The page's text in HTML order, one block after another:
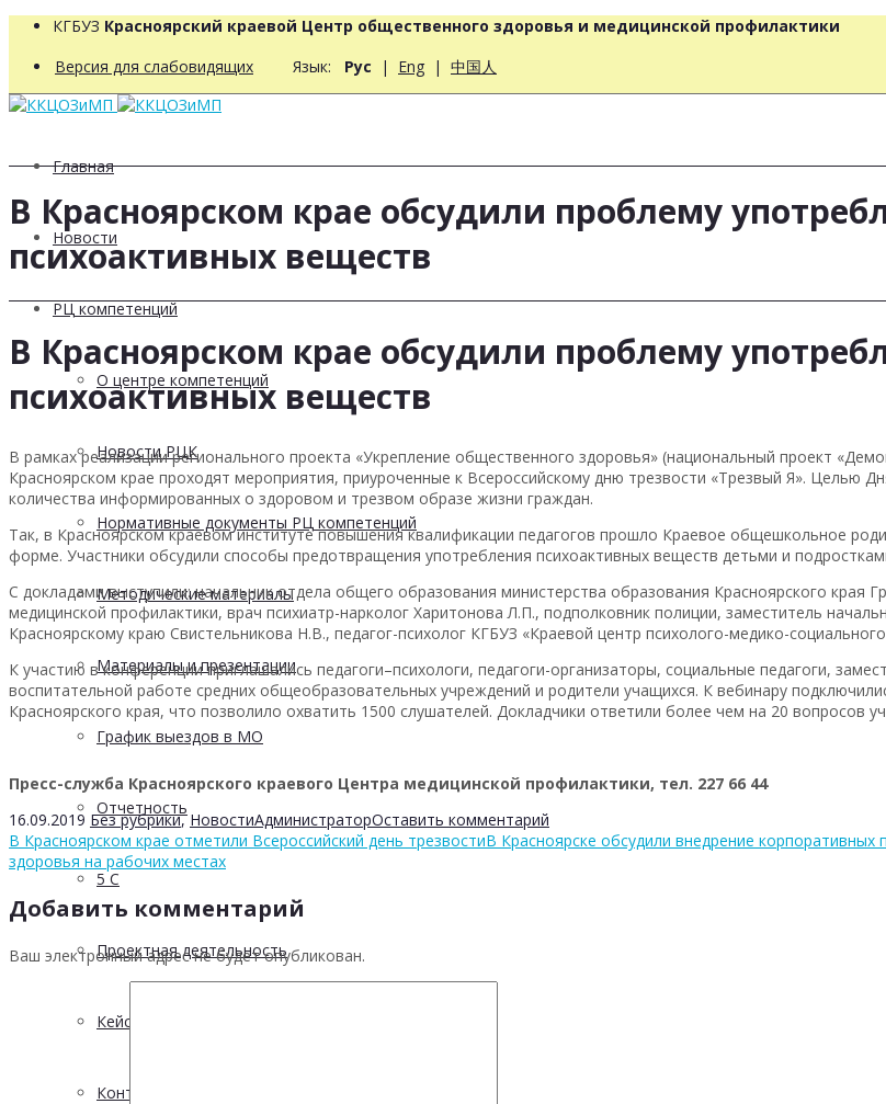
КГБУЗ Красноярский краевой Центр общественного здоровья и медицинской профилактики
Версия для слабовидящих Язык: Рус | Eng | 中国人
Главная
Новости
РЦ компетенций
О центре компетенций
Новости РЦК
Нормативные документы РЦ компетенций
Методические материалы
Материалы и презентации
График выездов в МО
Отчетность
5 С
Проектная деятельность
Кейсы
Контактная информация
В Красноярском крае обсудили проблему
психоактивных веществ
В Красноярском крае обсудили проблему
психоактивных веществ
В рамках реализации регионального проекта «Укрепление общественного здоровья» (национальный проект
Красноярском крае проходят мероприятия, приуроченные к Всероссийскому дню трезвости «Трезвый Я». Целью
количества информированных о здоровом и трезвом образе жизни граждан.
Так, в Красноярском краевом институте повышения квалификации педагогов прошло Краевое общешкольное
форме. Участники обсудили способы предотвращения употребления психоактивных веществ детьми и
С докладами выступили: начальник отдела общего образования министерства образования Красноярского края
медицинской профилактики, врач психиатр-нарколог Харитонова Л.П., подполковник полиции, заместитель
Красноярскому краю Свистельникова Н.В., педагог-психолог КГБУЗ «Краевой центр психолого-медико-
К участию в конференции приглашались педагоги–психологи, педагоги-организаторы, социальные педагоги,
воспитательной работе средних общеобразовательных учреждений и родители учащихся. К вебинару
Красноярского края, что позволило охватить 1500 слушателей. Докладчики ответили более чем на 20 вопросов
Пресс-служба Красноярского краевого Центра медицинской профилактики, тел. 227 66 44
16.09.2019 Без рубрики,НовостиАдминистраторОставить комментарий
В Красноярском крае отметили Всероссийский день трезвостиВ Красноярске обсудили внедрение
здоровья на рабочих местах
Добавить комментарий
Ваш электронный адрес не будет опубликован.